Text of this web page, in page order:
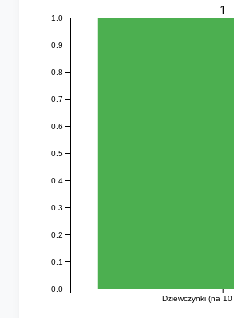
Dziewczynki (na
0.0
0.1
0.2
0.3
0.4
0.5
0.6
0.7
0.8
0.9
1.0
1